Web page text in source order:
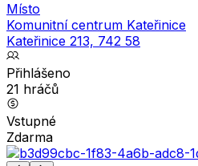
Místo
Komunitní centrum Kateřinice
Kateřinice 213, 742 58
Přihlášeno
21 hráčů
Vstupné
Zdarma